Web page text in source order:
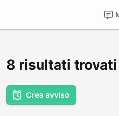
8 risultati
Crea avviso